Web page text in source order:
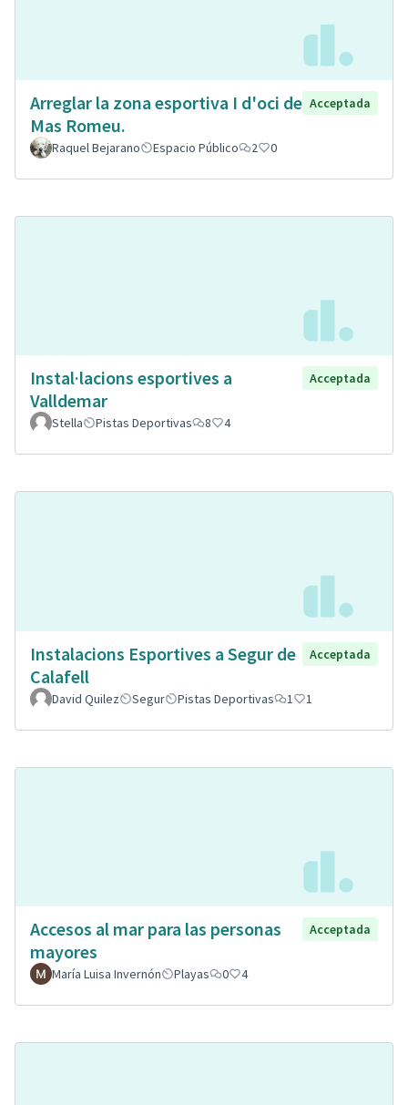
Arreglar la zona esportiva I d'oci de
Mas Romeu.
Acceptada
Raquel Bejarano Espacio Público 2 0
Instal·lacions esportives a
Valldemar
Acceptada
Stella Pistas Deportivas 8 4
Instalacions Esportives a Segur de
Calafell
Acceptada
David Quilez Segur Pistas Deportivas 1 1
Accesos al mar para las personas
mayores
Acceptada
María Luisa Invernón Playas 0 4